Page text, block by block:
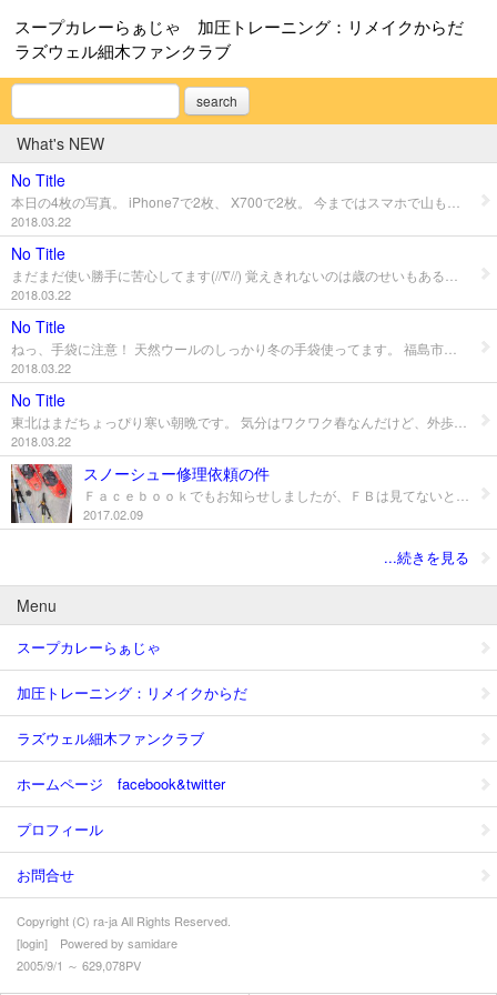
スープカレーらぁじゃ 加圧トレーニング：リメイクからだ
ラズウェル細木ファンクラブ
search
What's NEW
No Title
2018.03.22
No Title
2018.03.22
No Title
2018.03.22
No Title
2018.03.22
スノーシュー修理依頼の件
2017.02.09
...続きを見る
Menu
スープカレーらぁじゃ
加圧トレーニング：リメイクからだ
ラズウェル細木ファンクラブ
ホームページ facebook&twitter
プロフィール
お問合せ
Copyright (C) ra-ja All Rights Reserved.
[login] Powered by samidare
2005/9/1 ～ 629,078PV